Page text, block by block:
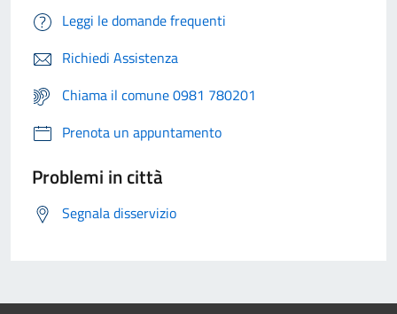
Leggi le domande frequenti
Richiedi Assistenza
Chiama il comune 0981 780201
Prenota un appuntamento
Problemi in città
Segnala disservizio